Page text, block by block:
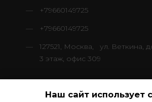
+79660149725
+79660149725
127521, Москва, ул. Веткина,
3 этаж, офис 309
Наш сайт использует